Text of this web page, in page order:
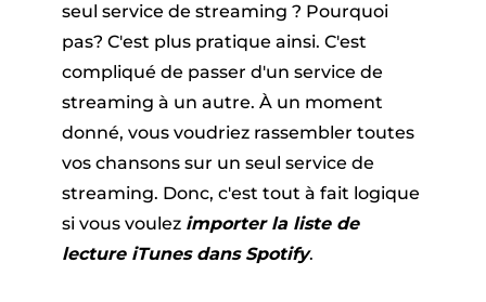
seul service de streaming ? Pourquoi
pas? C'est plus pratique ainsi. C'est
compliqué de passer d'un service de
streaming à un autre. À un moment
donné, vous voudriez rassembler toutes
vos chansons sur un seul service de
streaming. Donc, c'est tout à fait logique
si vous voulez importer la liste de
lecture iTunes dans Spotify.